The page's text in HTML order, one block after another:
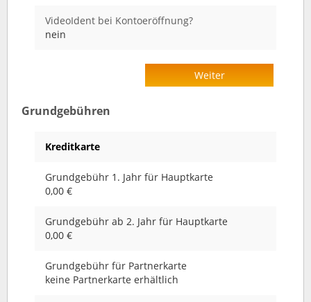
VideoIdent bei Kontoeröffnung?
nein
Weiter
Grundgebühren
Kreditkarte
Grundgebühr 1. Jahr für Hauptkarte
0,00 €
Grundgebühr ab 2. Jahr für Hauptkarte
0,00 €
Grundgebühr für Partnerkarte
keine Partnerkarte erhältlich